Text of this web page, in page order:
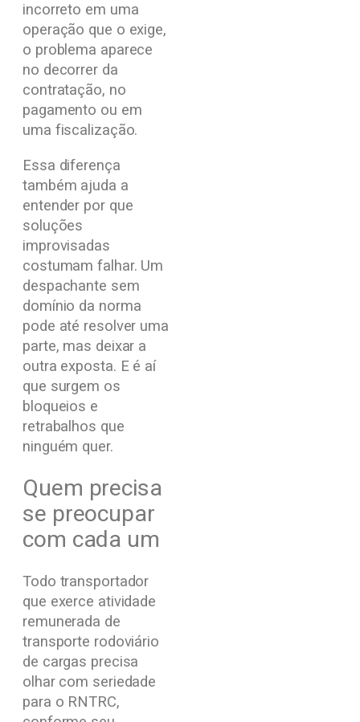
incorreto em uma
operação que o exige,
o problema aparece
no decorrer da
contratação, no
pagamento ou em
uma fiscalização.
Essa diferença
também ajuda a
entender por que
soluções
improvisadas
costumam falhar. Um
despachante sem
domínio da norma
pode até resolver uma
parte, mas deixar a
outra exposta. E é aí
que surgem os
bloqueios e
retrabalhos que
ninguém quer.
Quem precisa
se preocupar
com cada um
Todo transportador
que exerce atividade
remunerada de
transporte rodoviário
de cargas precisa
olhar com seriedade
para o RNTRC,